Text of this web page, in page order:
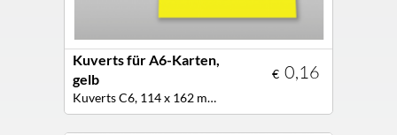
€ 0,16
Kuverts für A6-Karten,
gelb
Kuverts C6, 114 x 162 mm, Farbe gelb